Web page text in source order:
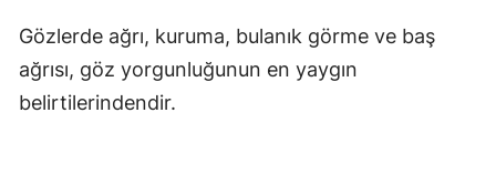
Gözlerde ağrı, kuruma, bulanık görme ve baş
ağrısı, göz yorgunluğunun en yaygın
belirtilerindendir.